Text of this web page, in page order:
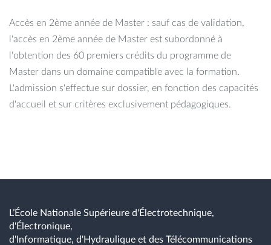
- Identifier un problème pouvant être parallélisé, choisir le
modèle de calcul adapté et le mettre en oeuvre pour le
résoudre.
- Analyser un document de recherche scientifique et en
extraire l'information pertinente en regard d'un problème à
résoudre.
règlementaires dans cette langue étrangère
- Gérer une petite équipe, comprendre un bilan comptable
et réaliser une démarche de création d'une entreprise.
Accès en 2ème année de Master : sauf cas de validation,
l'accès en 2ème année de Master est subordonné à
l'obtention des 60 premiers crédits du programme de
Master dans un domaine compatible avec la formation.
L'admission s'effectue sur dossier, en fonction des capacités
d'accueil et sur critères exclusivement pédagogiques.
L’École Nationale Supérieure d'Électrotechnique,
d'Électronique,
d'Informatique, d'Hydraulique et des Télécommunications